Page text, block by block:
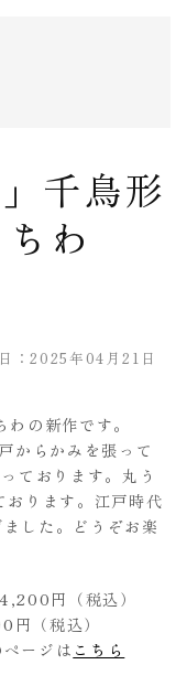
千鳥形
わ
：2025年04月21日
の新作です。
からかみを張って
ております。丸う
ります。江戸時代
した。どうぞお楽
円（税込）
（税込）
ージは こちら